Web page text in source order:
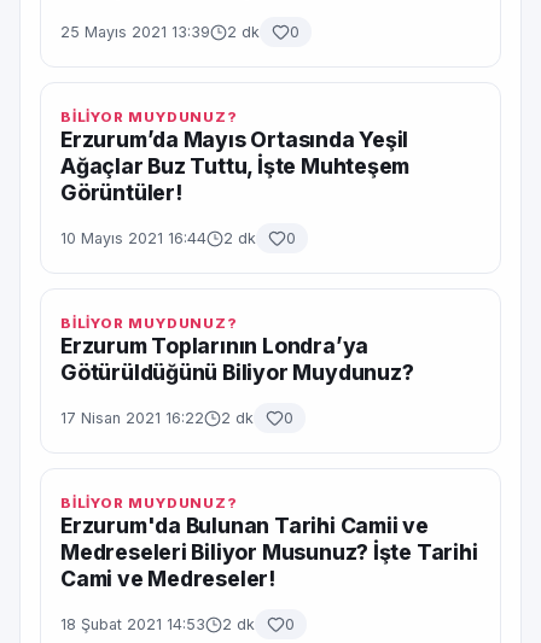
25 Mayıs 2021 13:39 2 dk 0
BİLİYOR MUYDUNUZ?
Erzurum’da Mayıs Ortasında Yeşil
Ağaçlar Buz Tuttu, İşte Muhteşem
Görüntüler!
10 Mayıs 2021 16:44 2 dk 0
BİLİYOR MUYDUNUZ?
Erzurum Toplarının Londra’ya
Götürüldüğünü Biliyor Muydunuz?
17 Nisan 2021 16:22 2 dk 0
BİLİYOR MUYDUNUZ?
Erzurum'da Bulunan Tarihi Camii ve
Medreseleri Biliyor Musunuz? İşte Tarihi
Cami ve Medreseler!
18 Şubat 2021 14:53 2 dk 0